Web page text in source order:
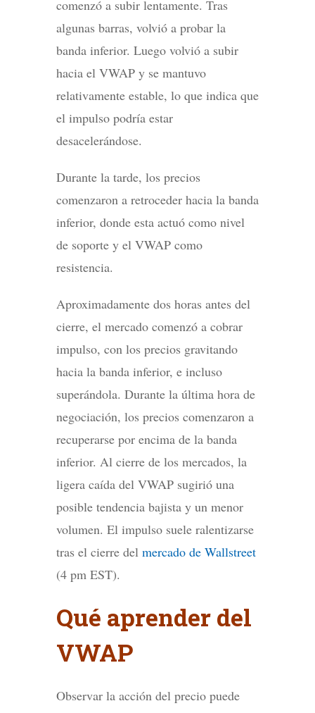
comenzó a subir lentamente. Tras
algunas barras, volvió a probar la
banda inferior. Luego volvió a subir
hacia el VWAP y se mantuvo
relativamente estable, lo que indica que
el impulso podría estar
desacelerándose.
Durante la tarde, los precios
comenzaron a retroceder hacia la banda
inferior, donde esta actuó como nivel
de soporte y el VWAP como
resistencia.
Aproximadamente dos horas antes del
cierre, el mercado comenzó a cobrar
impulso, con los precios gravitando
hacia la banda inferior, e incluso
superándola. Durante la última hora de
negociación, los precios comenzaron a
recuperarse por encima de la banda
inferior. Al cierre de los mercados, la
ligera caída del VWAP sugirió una
posible tendencia bajista y un menor
volumen. El impulso suele ralentizarse
tras el cierre del mercado de Wallstreet
(4 pm EST).
Qué aprender del
VWAP
Observar la acción del precio puede